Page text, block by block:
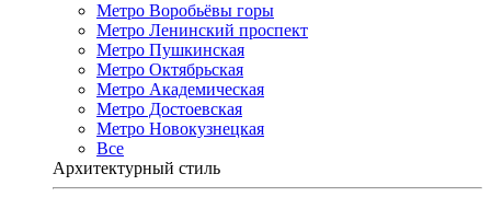
Метро Воробьёвы горы
Метро Ленинский проспект
Метро Пушкинская
Метро Октябрьская
Метро Академическая
Метро Достоевская
Метро Новокузнецкая
Все
Архитектурный стиль